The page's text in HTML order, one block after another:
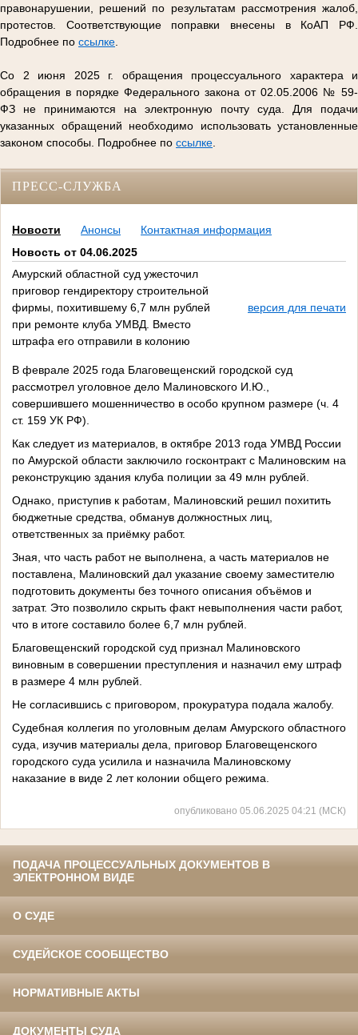
правонарушении, решений по результатам рассмотрения жалоб,
протестов. Соответствующие поправки внесены в КоАП РФ.
Подробнее по ссылке
Со 2 июня 2025 г. обращения процессуального характера и
обращения в порядке Федерального закона от 02.05.2006 № 59-
ФЗ не принимаются на электронную почту суда. Для подачи
указанных обращений необходимо использовать установленные
законом способы. Подробнее по ссылке
ПРЕСС-СЛУЖБА
Новости Анонсы
Контактная информация
Новость от 04.06.2025
Амурский областной суд ужесточил
приговор гендиректору строительной
фирмы, похитившему 6,7 млн рублей
при ремонте клуба УМВД. Вместо
штрафа его отправили в колонию
версия для печати
В феврале 2025 года Благовещенский городской суд
рассмотрел уголовное дело Малиновского И.Ю.,
совершившего мошенничество в особо крупном размере (ч. 4
ст. 159 УК РФ).
Как следует из материалов, в октябре 2013 года УМВД России
по Амурской области заключило госконтракт с Малиновским на
реконструкцию здания клуба полиции за 49 млн рублей.
Однако, приступив к работам, Малиновский решил похитить
бюджетные средства, обманув должностных лиц,
ответственных за приёмку работ.
Зная, что часть работ не выполнена, а часть материалов не
поставлена, Малиновский дал указание своему заместителю
подготовить документы без точного описания объёмов и
затрат. Это позволило скрыть факт невыполнения части работ,
что в итоге составило более 6,7 млн рублей.
Благовещенский городской суд признал Малиновского
виновным в совершении преступления и назначил ему штраф
в размере 4 млн рублей.
Не согласившись с приговором, прокуратура подала жалобу.
Судебная коллегия по уголовным делам Амурского областного
суда, изучив материалы дела, приговор Благовещенского
городского суда усилила и назначила Малиновскому
наказание в виде 2 лет колонии общего режима.
опубликовано 05.06.2025 04:21 (МСК)
ПОДАЧА ПРОЦЕССУАЛЬНЫХ ДОКУМЕНТОВ В
ЭЛЕКТРОННОМ ВИДЕ
О СУДЕ
СУДЕЙСКОЕ СООБЩЕСТВО
НОРМАТИВНЫЕ АКТЫ
ДОКУМЕНТЫ СУДА